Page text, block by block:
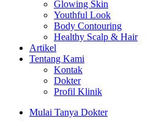
Glowing Skin
Youthful Look
Body Contouring
Healthy Scalp & Hair
Artikel
Tentang Kami
Kontak
Dokter
Profil Klinik
Mulai Tanya Dokter